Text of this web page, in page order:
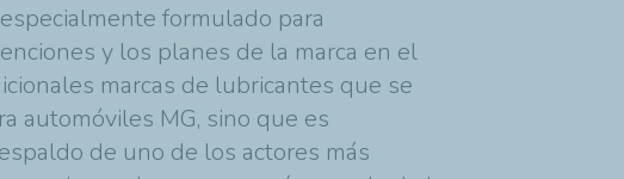
formulado para
y los planes de la marca en el
marcas de lubricantes que se
automóviles MG, sino que es
de uno de los actores más